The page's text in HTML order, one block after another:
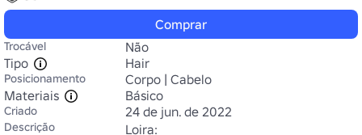
Comprar
Trocável
Não
Tipo
Hair
Posicionamento
Corpo | Cabelo
Materiais
Básico
Criado 24 de jun. de 2022
Descrição